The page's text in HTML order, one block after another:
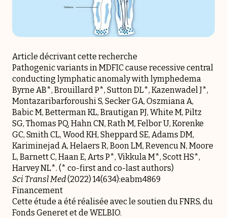
Article décrivant cette recherche
Pathogenic variants in MDFIC cause recessive central
conducting lymphatic anomaly with lymphedema
Byrne AB*, Brouillard P*, Sutton DL*, Kazenwadel J*,
Montazaribarforoushi S, Secker GA, Oszmiana A,
Babic M, Betterman KL, Brautigan PJ, White M, Piltz
SG, Thomas PQ, Hahn CN, Rath M, Felbor U, Korenke
GC, Smith CL, Wood KH, Sheppard SE, Adams DM,
Kariminejad A, Helaers R, Boon LM, Revencu N, Moore
L, Barnett C, Haan E, Arts P*, Vikkula M*, Scott HS*,
Harvey NL*. (* co-first and co-last authors)
Sci Transl Med(2022) 14(634):eabm4869
Financement
Cette étude a été réalisée avec le soutien du FNRS, du
Fonds Generet et de WELBIO.